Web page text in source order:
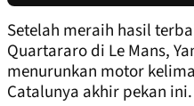
Setelah meraih hasil
Quartararo di Le Mans,
menurunkan motor
Catalunya akhir pekan ini.